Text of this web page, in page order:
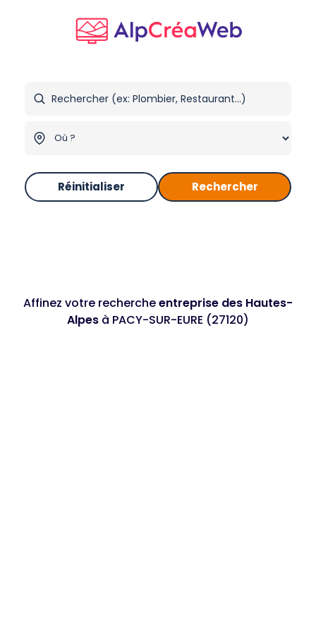
Réinitialiser Rechercher
Affinez votre rechercheentreprise des Hautes-
Alpes à PACY-SUR-EURE (27120)